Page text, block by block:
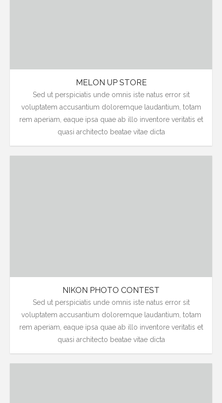
MELON UP STORE
Sed ut perspiciatis unde omnis iste natus error sit
voluptatem accusantium doloremque laudantium, totam
rem aperiam, eaque ipsa quae ab illo inventore veritatis et
quasi architecto beatae vitae dicta
NIKON PHOTO CONTEST
Sed ut perspiciatis unde omnis iste natus error sit
voluptatem accusantium doloremque laudantium, totam
rem aperiam, eaque ipsa quae ab illo inventore veritatis et
quasi architecto beatae vitae dicta